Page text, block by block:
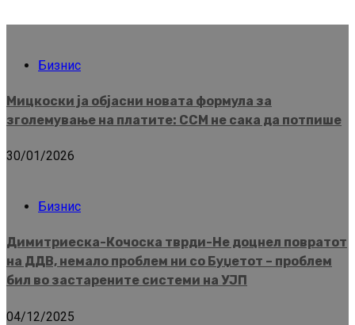
Бизнис
Мицкоски ја објасни новата формула за
зголемување на платите: ССМ не сака да потпише
30/01/2026
Бизнис
Димитриеска-Кочоска тврди-Не доцнел повратот
на ДДВ, немало проблем ни со Буџетот – проблем
бил во застарените системи на УЈП
04/12/2025